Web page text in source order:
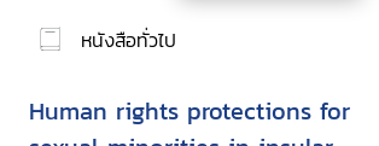
หนังสือทั่วไป
Human rights protections for